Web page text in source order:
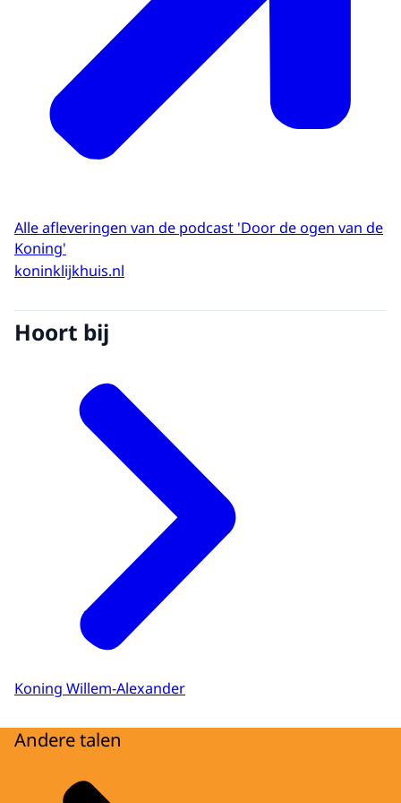
terug op tien jaar Koningschap, vanuit zijn
werkkamer in Paleis Huis ten Bosch. Ik ben
Edwin Evers en je luistert naar de podcast
Door de ogen van de Koning.
EDWIN EVERS
Majesteit, aflevering 2.
EDWIN EVERS
We gaan praten over het jaar 2014. Zijn er
zo dingen die u zich nog herinnert uit 2014?
even door de feitjes heen lopen?
grote dramatische ervaring voor
Nederland, MH17.
Maar er waren ook hele mooie momenten
in 2014. Dus ik zeg, trap af, ga uw gang.
Trap af, laten we het doen. Laten we eens
luisteren naar de feitjes van 2014.
VOICE-OVER
In 2014 worden de eerste euro's met de
beeltenis van de koning gesmeed, vierde hij
zijn eerste koningsdag en gaat hij voor het
eerst op staatsbezoek naar Polen. Het was
het jaar waarin Oranje met Louis van Gaal
de halve finale haalde op het WK voetbal. En
ook het jaar dat de wereld fel reageert op
Boko Haram. En in de VS breekt
Alle afleveringen van de podcast 'Door de ogen van de
Koning'
koninklijkhuis.nl
Hoort bij
Koning Willem-Alexander
Andere talen